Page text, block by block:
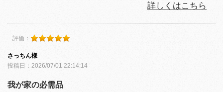
詳しくはこちら
評価：
さっちん様
投稿日：2026/07/01 22:14:14
我が家の必需品